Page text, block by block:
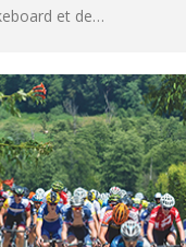
et de…